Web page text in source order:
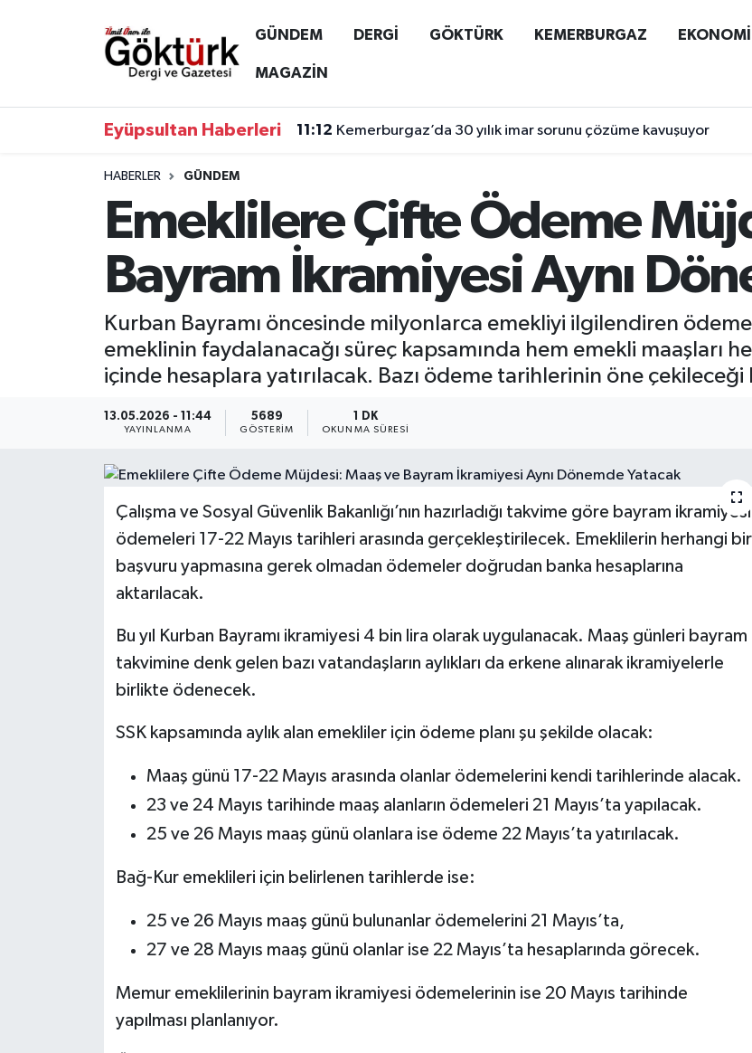
GÜNDEM DERGİ GÖKTÜRK KEMERBURGAZ EKONOMİ
MAGAZİN
Eyüpsultan Haberleri 11:12 Kemerburgaz’da 30 yılık imar sorunu çözüme kavuşuyor
HABERLER GÜNDEM
Emeklilere Çifte Ödeme
Bayram İkramiyesi Aynı
Kurban Bayramı öncesinde milyonlarca emekliyi ilgilendiren
emeklinin faydalanacağı süreç kapsamında hem emekli maaşları
içinde hesaplara yatırılacak. Bazı ödeme tarihlerinin öne
13.05.2026 - 11:44
YAYINLANMA
5689
GÖSTERIM
1 DK
OKUNMA SÜRESI
Çalışma ve Sosyal Güvenlik Bakanlığı’nın hazırladığı takvime göre bayram ikramiyesi
ödemeleri 17-22 Mayıs tarihleri arasında gerçekleştirilecek. Emeklilerin herhangi bir
başvuru yapmasına gerek olmadan ödemeler doğrudan banka hesaplarına
aktarılacak.
Bu yıl Kurban Bayramı ikramiyesi 4 bin lira olarak uygulanacak. Maaş günleri bayram
takvimine denk gelen bazı vatandaşların aylıkları da erkene alınarak ikramiyelerle
birlikte ödenecek.
SSK kapsamında aylık alan emekliler için ödeme planı şu şekilde olacak:
Maaş günü 17-22 Mayıs arasında olanlar ödemelerini kendi tarihlerinde alacak.
23 ve 24 Mayıs tarihinde maaş alanların ödemeleri 21 Mayıs’ta yapılacak.
25 ve 26 Mayıs maaş günü olanlara ise ödeme 22 Mayıs’ta yatırılacak.
Bağ-Kur emeklileri için belirlenen tarihlerde ise:
25 ve 26 Mayıs maaş günü bulunanlar ödemelerini 21 Mayıs’ta,
27 ve 28 Mayıs maaş günü olanlar ise 22 Mayıs’ta hesaplarında görecek.
Memur emeklilerinin bayram ikramiyesi ödemelerinin ise 20 Mayıs tarihinde
yapılması planlanıyor.
Anne Çocuk
GÖKTÜRK
KEMERBURGAZ
KÜLTÜR - SANAT
MAGAZİN
ÖZEL HABER
Eyüpsultan Hava Durumu
Tüm Manşetler
Son Dakika Haberleri